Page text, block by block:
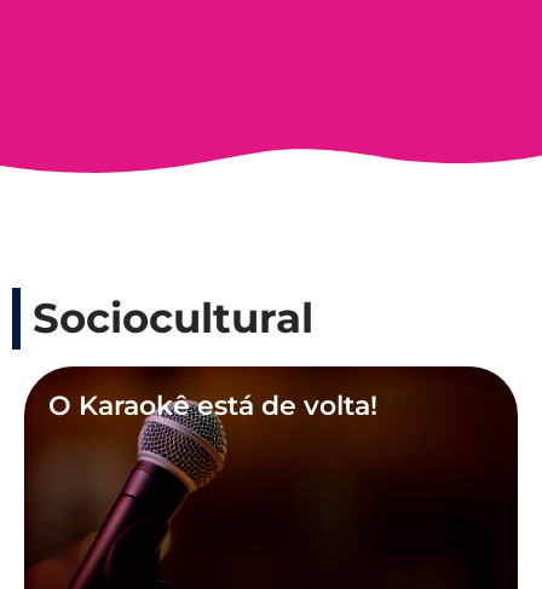
Sociocultural
O Karaokê está de volta!